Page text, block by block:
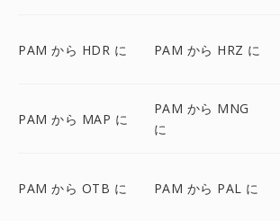
PAM から HDR に PAM から HRZ に
PAM から MAP に
PAM から MNG
に
PAM から OTB に PAM から PAL に